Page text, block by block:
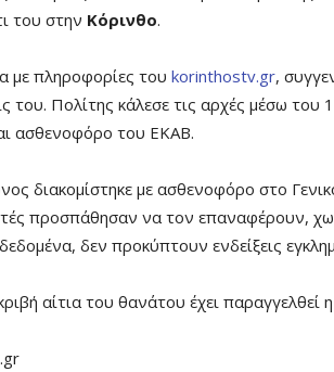
του στην Κόρινθο.
με πληροφορίες του korinthostv.gr,
του. Πολίτης κάλεσε τις αρχές μέσω
ασθενοφόρο του ΕΚΑΒ.
διακομίστηκε με ασθενοφόρο στο
προσπάθησαν να τον επαναφέρουν,
δεν προκύπτουν ενδείξεις
αίτια του θανάτου έχει παραγγελθεί